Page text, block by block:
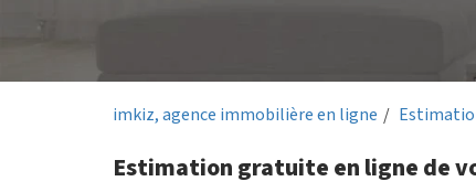
imkiz, agence immobilière en ligne
Estimation gratuite en ligne de